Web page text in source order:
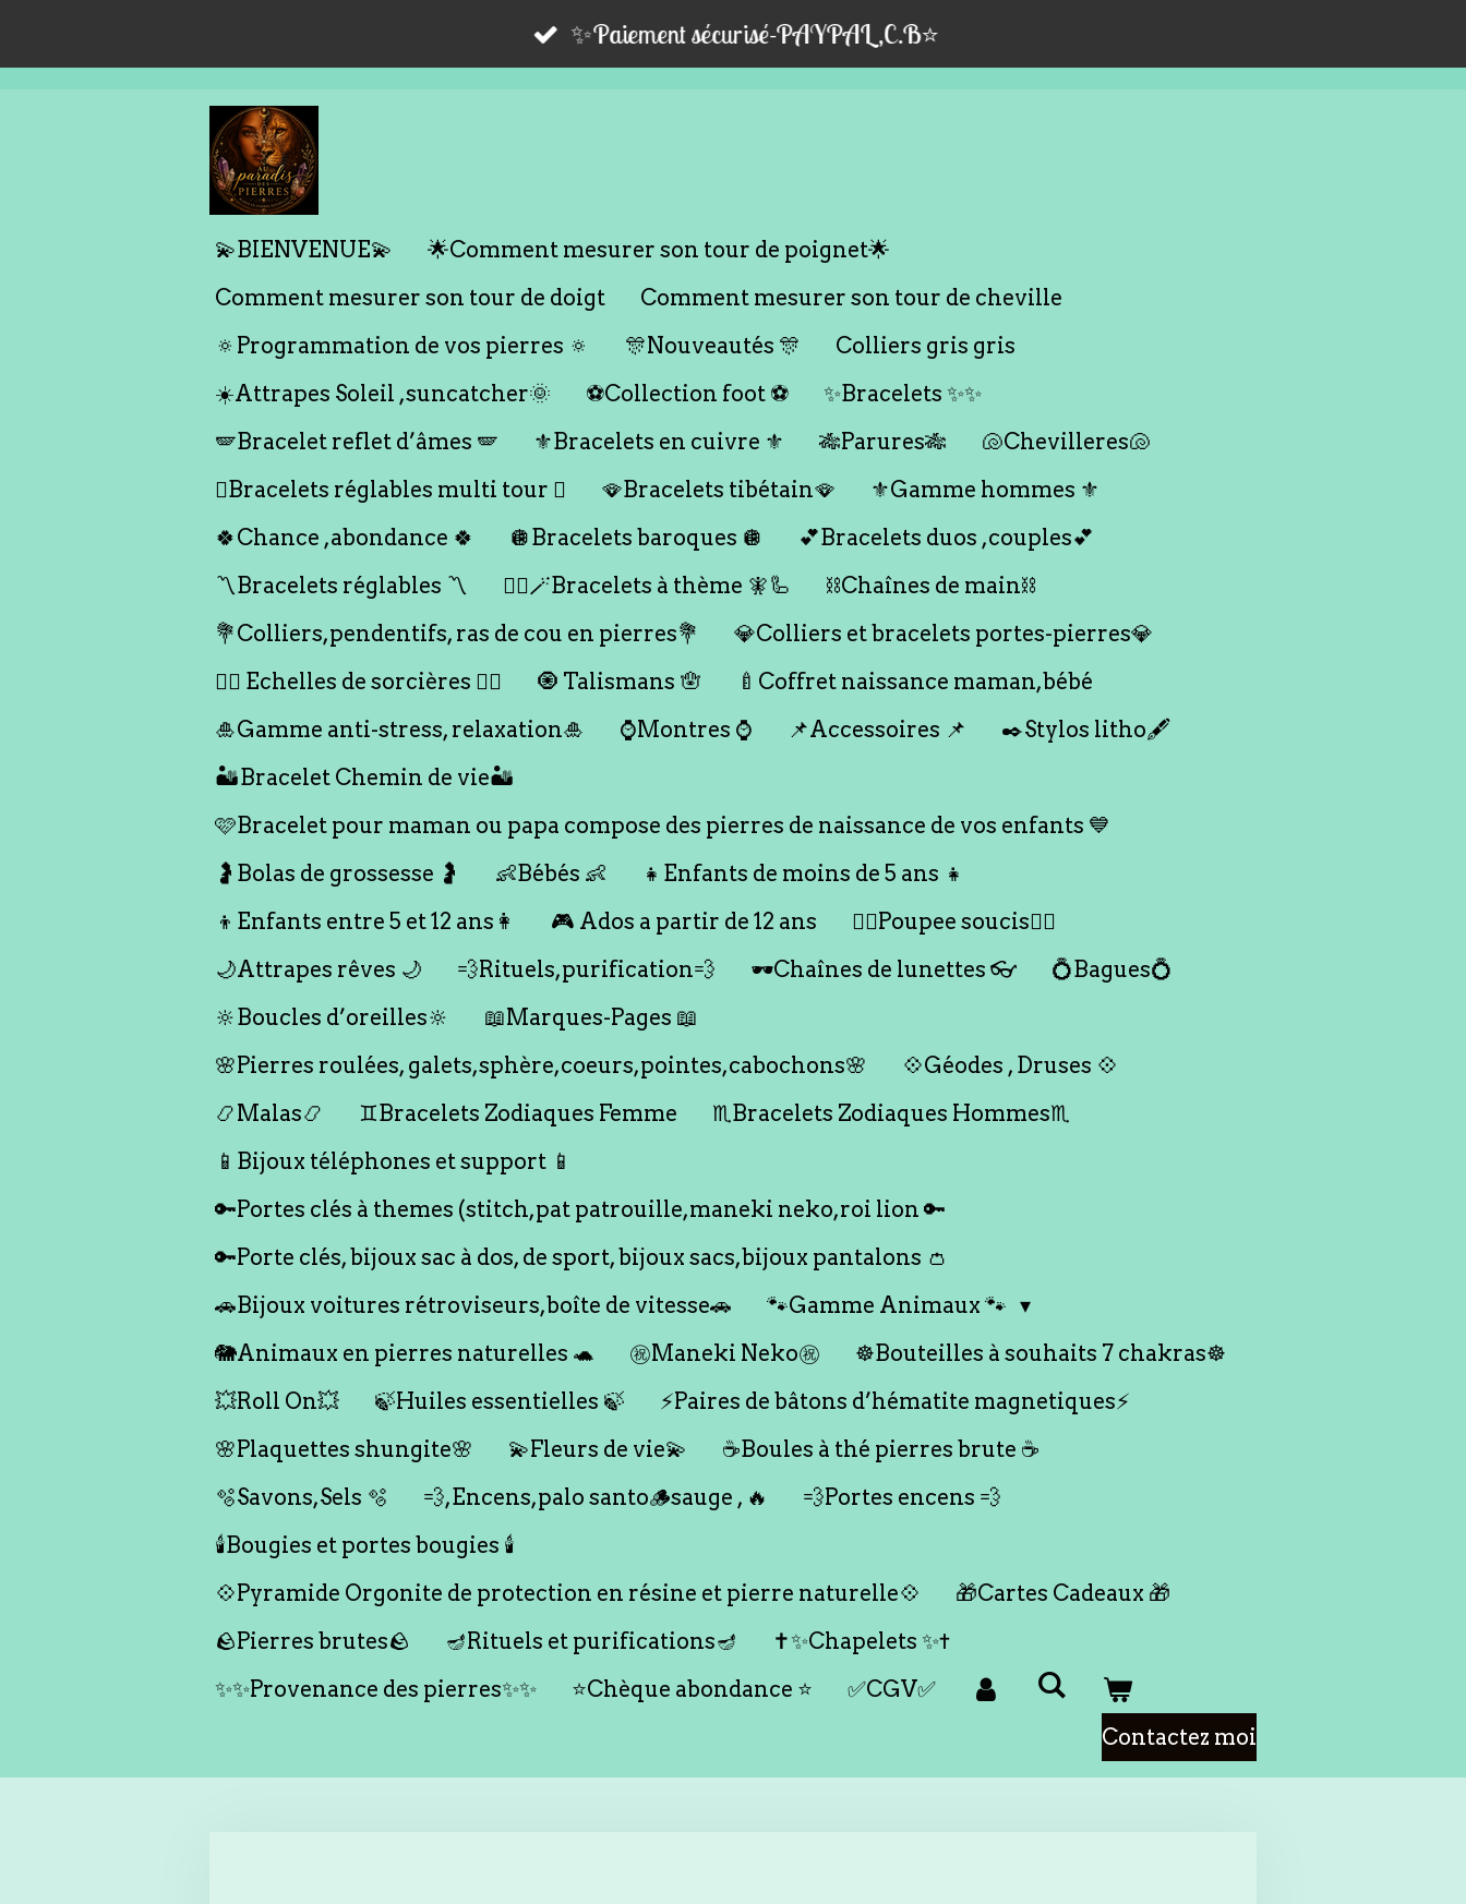
au
✨Paiement sécurisé-PAYPAL,C.B⭐️
💫BIENVENUE💫
🌟Comment mesurer son tour de poignet🌟
Comment mesurer son tour de doigt
Comment mesurer son tour de cheville
🔅Programmation de vos pierres 🔅
🎊Nouveautés 🎊
Colliers gris gris
☀️Attrapes Soleil ,suncatcher🌞
⚽️Collection foot ⚽️
✨Bracelets ✨✨
🪽Bracelet reflet d’âmes 🪽
⚜️Bracelets en cuivre ⚜️ 🎋Parures🎋
🐚Chevilleres🐚
🪎Bracelets réglables multi tour 🪎
🪭Bracelets tibétain🪭
⚜️Gamme hommes ⚜️
🍀Chance ,abondance 🍀
🪩Bracelets baroques 🪩
💕Bracelets duos ,couples💕
〽️Bracelets réglables 〽️
🧞‍♂️🪄Bracelets à thème 🧚🦾
⛓️Chaînes de main⛓️
💐Colliers,pendentifs, ras de cou en pierres💐
💎Colliers et bracelets portes-pierres💎
🧙‍♀️ Echelles de sorcières 🧙‍♀️
🧿 Talismans 🪬
🍼Coffret naissance maman,bébé
🎍Gamme anti-stress, relaxation🎍
⌚️Montres ⌚️ 📌Accessoires 📌
✒️Stylos litho🖋️
🏜️Bracelet Chemin de vie🏜️
🩷Bracelet pour maman ou papa compose des pierres de naissance de vos enfants 💙
🤰Bolas de grossesse 🤰
👶Bébés 👶
👧Enfants de moins de 5 ans 👧
👦Enfants entre 5 et 12 ans👩
🎮 Ados a partir de 12 ans
🙇‍♂️Poupee soucis🙇‍♀️
🌙Attrapes rêves 🌙
💨Rituels,purification💨 🕶️Chaînes de lunettes 👓
💍Bagues💍
🔆Boucles d’oreilles🔆
📖Marques-Pages 📖
🌸Pierres roulées, galets,sphère,coeurs,pointes,cabochons🌸
💠Géodes , Druses 💠
📿Malas📿
♊️Bracelets Zodiaques Femme
♏️Bracelets Zodiaques Hommes♏️
📱Bijoux téléphones et support 📱
🔑Portes clés à themes (stitch,pat patrouille,maneki neko,roi lion 🔑
🔑Porte clés, bijoux sac à dos, de sport, bijoux sacs,bijoux pantalons 👛
🚗Bijoux voitures rétroviseurs,boîte de vitesse🚗
🐾Gamme Animaux 🐾
🐘Animaux en pierres naturelles 🐢
㊗️Maneki Neko㊗️
☸️Bouteilles à souhaits 7 chakras☸️
💥Roll On💥
🍃Huiles essentielles 🍃
⚡️Paires de bâtons d’hématite magnetiques⚡️
🌸Plaquettes shungite🌸
💫Fleurs de vie💫
☕️Boules à thé pierres brute ☕️
🫧Savons,Sels 🫧
💨,Encens,palo santo🪵sauge , 🔥
💨Portes encens 💨
🕯️Bougies et portes bougies 🕯️
💠Pyramide Orgonite de protection en résine et pierre naturelle💠
🎁Cartes Cadeaux 🎁
🪨Pierres brutes🪨
🪔Rituels et purifications🪔
✝️✨Chapelets ✨✝️
✨✨Provenance des pierres✨✨
⭐️Chèque abondance ⭐️
✅CGV✅
Contactez moi